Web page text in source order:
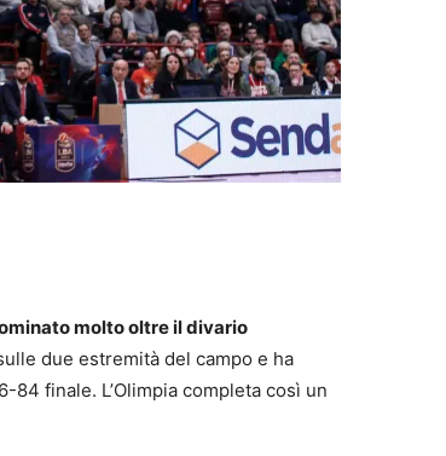
molto oltre il divario
due estremità del campo e ha
finale. L’Olimpia completa così un